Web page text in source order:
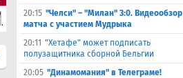
20:15 "Челси" – "Милан" 3:0. Видеообзор
матча с участием Мудрыка
20:11 "Хетафе" может подписать
полузащитника сборной Бельгии
20:05 "Динамомания" в Телеграме!